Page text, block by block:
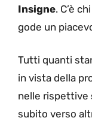
Insigne. C’è
gode un
Tutti quanti
in vista della
nelle rispettive
subito verso